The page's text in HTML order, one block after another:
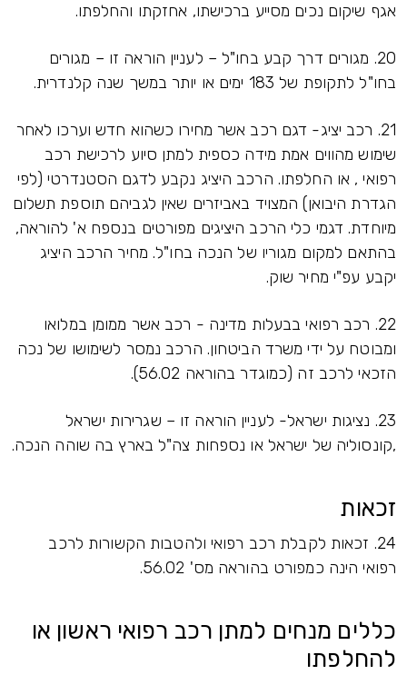
אגף שיקום נכים מסייע ברכישתו, אחזקתו והחלפתו.
20. מגורים דרך קבע בחו"ל – לעניין הוראה זו – מגורים
בחו"ל לתקופת של 183 ימים או יותר במשך שנה קלנדרית.
21. רכב יציג- דגם רכב אשר מחירו כשהוא חדש וערכו לאחר
שימוש מהווים אמת מידה כספית למתן סיוע לרכישת רכב
רפואי , או החלפתו. הרכב היציג נקבע לדגם הסטנדרטי (לפי
הגדרת היבואן) המצויד באביזרים שאין לגביהם תוספת תשלום
מיוחדת. דגמי כלי הרכב היציגים מפורטים בנספח א' להוראה,
בהתאם למקום מגוריו של הנכה בחו"ל. מחיר הרכב היציג
יקבע עפ"י מחיר שוק.
22. רכב רפואי בבעלות מדינה - רכב אשר ממומן במלואו
ומבוטח על ידי משרד הביטחון. הרכב נמסר לשימושו של נכה
הזכאי לרכב זה (כמוגדר בהוראה 56.02).
23. נציגות ישראל- לעניין הוראה זו – שגרירות ישראל
,קונסוליה של ישראל או נספחות צה"ל בארץ בה שוהה הנכה.
זכאות
24. זכאות לקבלת רכב רפואי ולהטבות הקשורות לרכב
רפואי הינה כמפורט בהוראה מס' 56.02.
כללים מנחים למתן רכב רפואי ראשון או
להחלפתו